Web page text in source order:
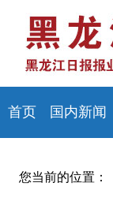
首页 国内新闻
您当前的位置：